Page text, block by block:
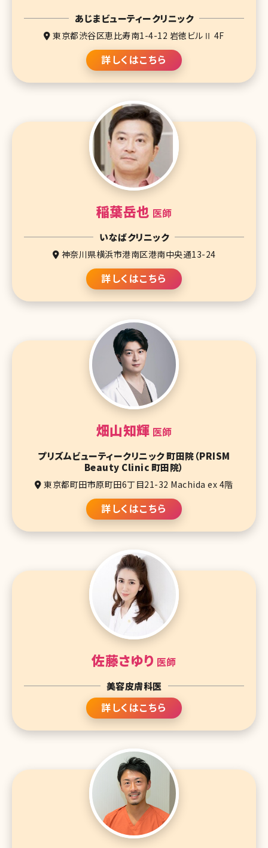
あじまビューティークリニック
東京都渋谷区恵比寿南1-4-12 岩徳ビルⅡ 4F
詳しくはこちら
稲葉岳也 医師
いなばクリニック
神奈川県横浜市港南区港南中央通13-24
詳しくはこちら
畑山知輝 医師
プリズムビューティークリニック 町田院（PRISM
Beauty Clinic 町田院）
東京都町田市原町田6丁目21-32 Machida ex 4階
詳しくはこちら
佐藤さゆり 医師
美容皮膚科医
詳しくはこちら